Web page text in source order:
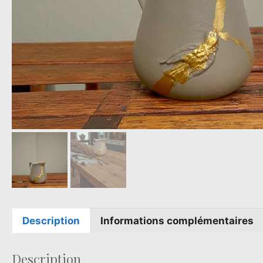
Description Informations complémentaires
Description